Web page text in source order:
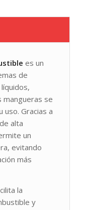
es un
de
mangueras se
Gracias a
alta
un
evitando
más
la
y